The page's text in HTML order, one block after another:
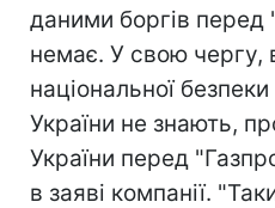
даними боргів
немає. У свою чергу,
національної
України не знають,
України перед
в заяві компанії.